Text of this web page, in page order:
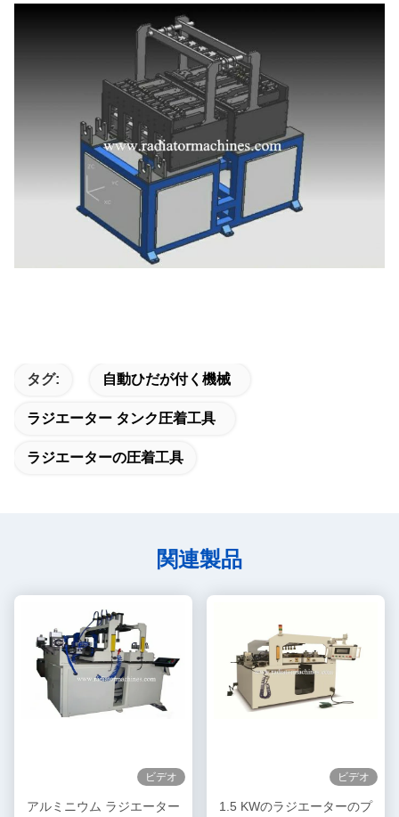
タグ: 自動ひだが付く機械
ラジエーター タンク圧着工具
ラジエーターの圧着工具
関連製品
ビデオ
アルミニウム ラジエーター
ビデオ
1.5 KWのラジエーターのプ